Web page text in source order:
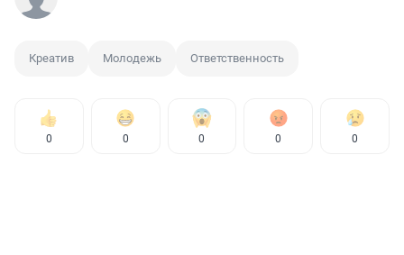
Креатив Молодежь Ответственность
0 0 0 0 0